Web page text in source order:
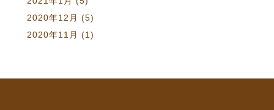
2020年12月 (5)
2020年11月 (1)